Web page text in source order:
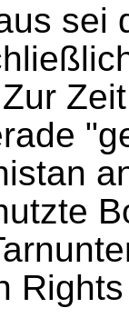
sei